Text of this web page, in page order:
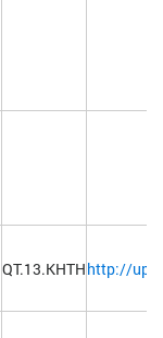
QT.13.KHTHhttp://